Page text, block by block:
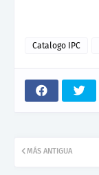
Catalogo IPC
MÁS ANTIGUA